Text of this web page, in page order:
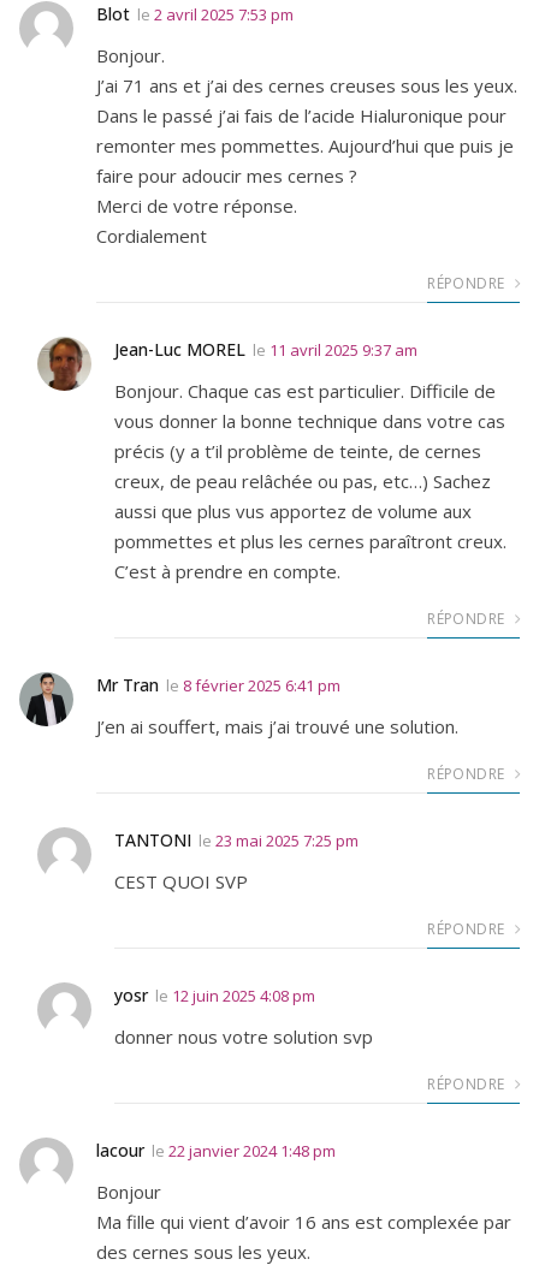
Blot le 2 avril 2025 7:53 pm
Bonjour.
J’ai 71 ans et j’ai des cernes creuses sous les yeux.
Dans le passé j’ai fais de l’acide Hialuronique pour
remonter mes pommettes. Aujourd’hui que puis je
faire pour adoucir mes cernes ?
Merci de votre réponse.
Cordialement
RÉPONDRE
Jean-Luc MOREL le 11 avril 2025 9:37 am
Bonjour. Chaque cas est particulier. Difficile de
vous donner la bonne technique dans votre cas
précis (y a t’il problème de teinte, de cernes
creux, de peau relâchée ou pas, etc…) Sachez
aussi que plus vus apportez de volume aux
pommettes et plus les cernes paraîtront creux.
C’est à prendre en compte.
RÉPONDRE
Mr Tran le 8 février 2025 6:41 pm
J’en ai souffert, mais j’ai trouvé une solution.
RÉPONDRE
TANTONI le 23 mai 2025 7:25 pm
CEST QUOI SVP
RÉPONDRE
yosr le 12 juin 2025 4:08 pm
donner nous votre solution svp
RÉPONDRE
lacour le 22 janvier 2024 1:48 pm
Bonjour
Ma fille qui vient d’avoir 16 ans est complexée par
des cernes sous les yeux.